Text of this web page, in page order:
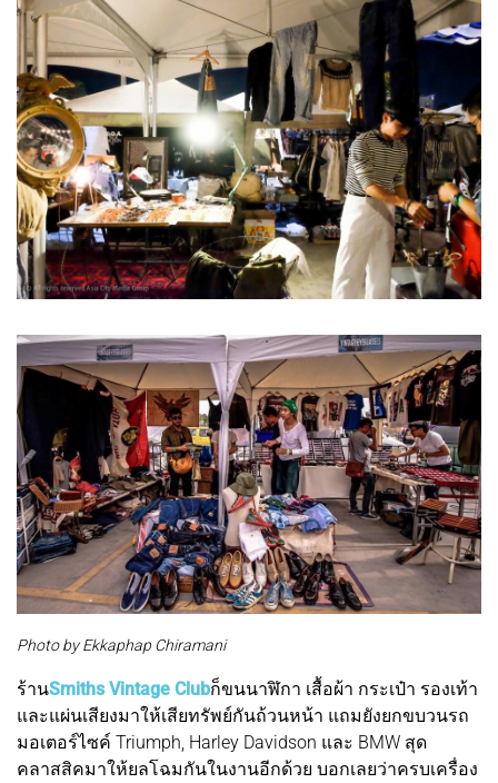
Photo by Ekkaphap Chiramani
ร้านSmiths Vintage Clubก็ขนนาฬิกา เสื้อผ้า กระเป๋า รองเท้า
และแผ่นเสียงมาให้เสียทรัพย์กันถ้วนหน้า แถมยังยกขบวนรถ
มอเตอร์ไซค์ Triumph, Harley Davidson และ BMW สุด
คลาสสิคมาให้ยลโฉมกันในงานอีกด้วย บอกเลยว่าครบเครื่อง